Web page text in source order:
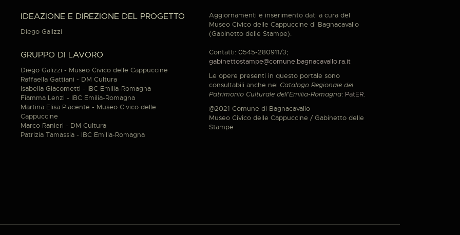
IDEAZIONE E DIREZIONE DEL PROGETTO
Diego Galizzi
GRUPPO DI LAVORO
Diego Galizzi - Museo Civico delle Cappuccine
Raffaella Gattiani - DM Cultura
Isabella Giacometti - IBC Emilia-Romagna
Fiamma Lenzi - IBC Emilia-Romagna
Martina Elisa Piacente - Museo Civico delle
Cappuccine
Marco Ranieri - DM Cultura
Patrizia Tamassia - IBC Emilia-Romagna
Aggiornamenti e inserimento dati a cura del
Museo Civico delle Cappuccine di Bagnacavallo
(Gabinetto delle Stampe).
Contatti: 0545-280911/3;
gabinettostampe@comune.bagnacavallo.ra.it
Le opere presenti in questo portale sono
consultabili anche nel Catalogo Regionale del
Patrimonio Culturale dell'Emilia-Romagna: PatER.
@2021 Comune di Bagnacavallo
Museo Civico delle Cappuccine / Gabinetto delle
Stampe